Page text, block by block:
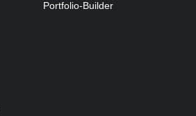
Portfolio-Builder